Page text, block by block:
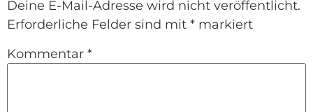
Deine E-Mail-Adresse wird nicht veröffentlicht.
Erforderliche Felder sind mit * markiert
Kommentar *